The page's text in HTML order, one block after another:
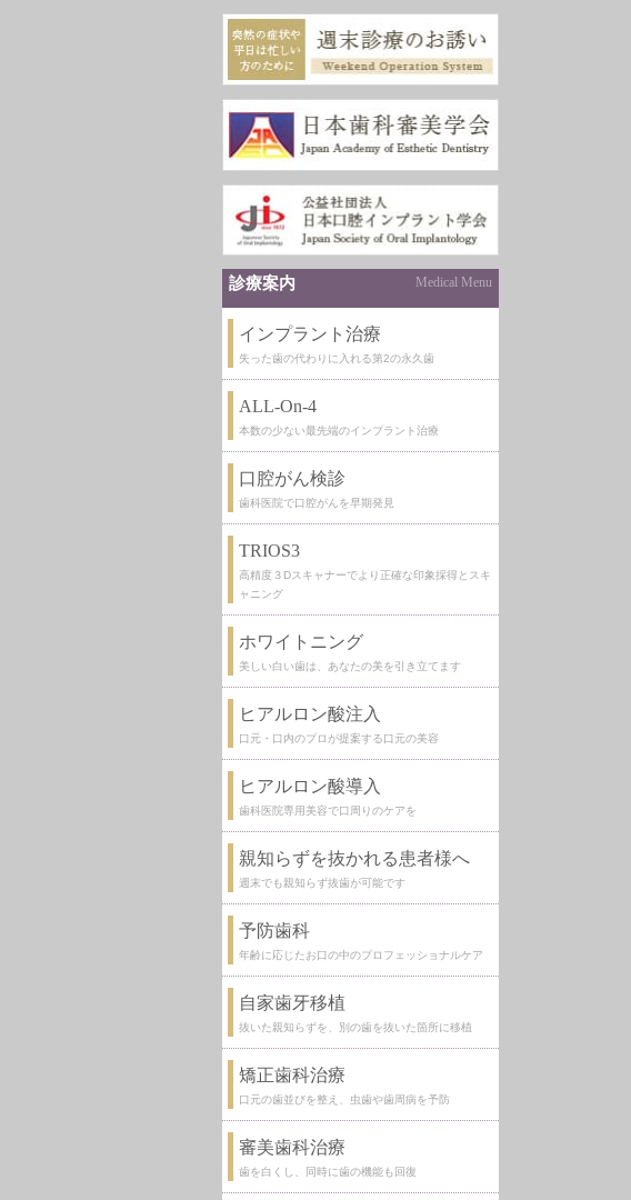
診療案内 Medical Menu
インプラント治療
失った歯の代わりに入れる第2の永久歯
ALL-On-4
本数の少ない最先端のインプラント治療
口腔がん検診
歯科医院で口腔がんを早期発見
TRIOS3
高精度３Dスキャナーでより正確な印象採得とスキ
ャニング
ホワイトニング
美しい白い歯は、あなたの美を引き立てます
ヒアルロン酸注入
口元・口内のプロが提案する口元の美容
ヒアルロン酸導入
歯科医院専用美容で口周りのケアを
親知らずを抜かれる患者様へ
週末でも親知らず抜歯が可能です
予防歯科
年齢に応じたお口の中のプロフェッショナルケア
自家歯牙移植
抜いた親知らずを、別の歯を抜いた箇所に移植
矯正歯科治療
口元の歯並びを整え、虫歯や歯周病を予防
審美歯科治療
歯を白くし、同時に歯の機能も回復